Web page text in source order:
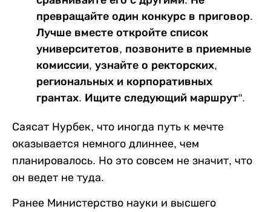
превращайте один конкурс в приговор.
Лучше вместе откройте список
университетов, позвоните в приемные
комиссии, узнайте о ректорских,
региональных и корпоративных
грантах. Ищите следующий маршрут".
Саясат Нурбек, что иногда путь к мечте
оказывается немного длиннее, чем
планировалось. Но это совсем не значит, что
он ведет не туда.
Ранее Министерство науки и высшего